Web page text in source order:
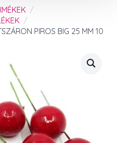
PIROS BIG 25 MM 10